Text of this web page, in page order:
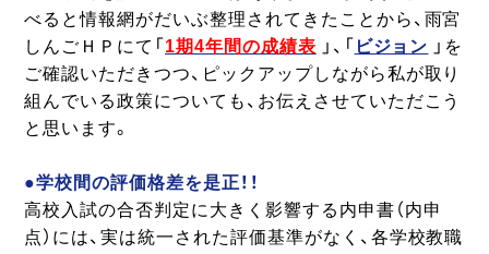
べると情報網がだいぶ整理されてきたことから、雨宮
しんごＨＰにて「 1期4年間の成績表 」、「 ビジョン 」を
ご確認いただきつつ、ピックアップしながら私が取り
組んでいる政策についても、お伝えさせていただこう
と思います。
●学校間の評価格差を是正！！
高校入試の合否判定に大きく影響する内申書（内申
点）には、実は統一された評価基準がなく、各学校教職